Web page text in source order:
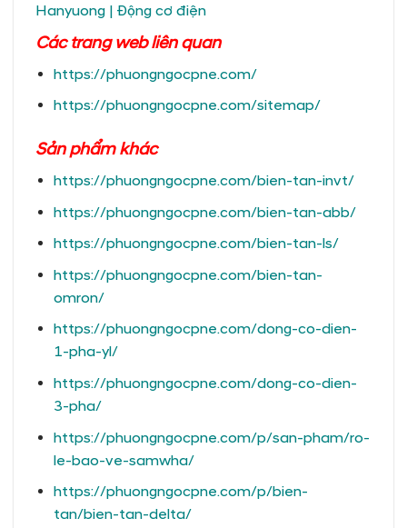
Hanyuong | Động cơ điện
Các trangweb liên quan
https://phuongngocpne.com/
https://phuongngocpne.com/sitemap/
Sản phẩm khác
https://phuongngocpne.com/bien-tan-invt/
https://phuongngocpne.com/bien-tan-abb/
https://phuongngocpne.com/bien-tan-ls/
https://phuongngocpne.com/bien-tan-
omron/
https://phuongngocpne.com/dong-co-dien-
1-pha-yl/
https://phuongngocpne.com/dong-co-dien-
3-pha/
https://phuongngocpne.com/p/san-pham/ro-
le-bao-ve-samwha/
https://phuongngocpne.com/p/bien-
tan/bien-tan-delta/